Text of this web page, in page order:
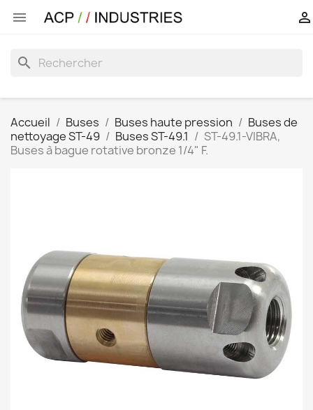
 
search
Accueil Buses Buses haute pression
Buses de
nettoyage ST-49
Buses ST-49.1
ST-49.1-VIBRA,
Buses à bague rotative bronze 1/4" F.